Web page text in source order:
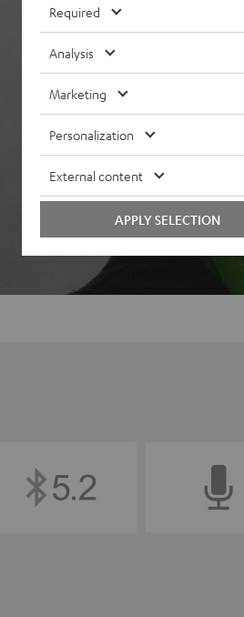
Required
Analysis
Marketing
Personalization
External content
APPLY SELECTION